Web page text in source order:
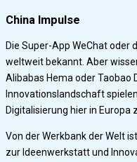
China Impulse
Die Super-App WeChat oder
weltweit bekannt. Aber
Alibabas Hema oder Taobao
Innovationslandschaft
Digitalisierung hier in Europa
Von der Werkbank der Welt
zur Ideenwerkstatt und